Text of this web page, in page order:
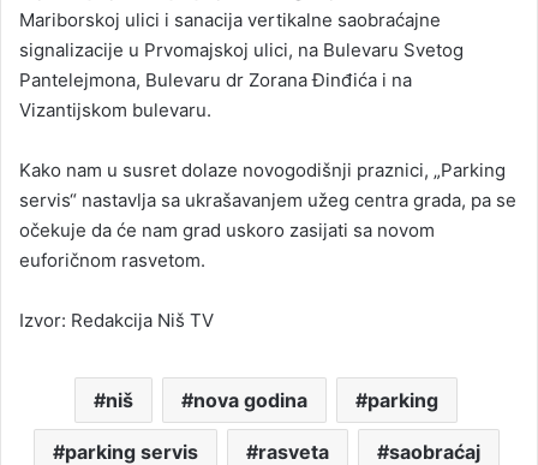
Mariborskoj ulici i sanacija vertikalne saobraćajne
signalizacije u Prvomajskoj ulici, na Bulevaru Svetog
Pantelejmona, Bulevaru dr Zorana Đinđića i na
Vizantijskom bulevaru.
Kako nam u susret dolaze novogodišnji praznici, „Parking
servis“ nastavlja sa ukrašavanjem užeg centra grada, pa se
očekuje da će nam grad uskoro zasijati sa novom
euforičnom rasvetom.
Izvor: Redakcija Niš TV
niš nova godina parking
parking servis rasveta saobraćaj